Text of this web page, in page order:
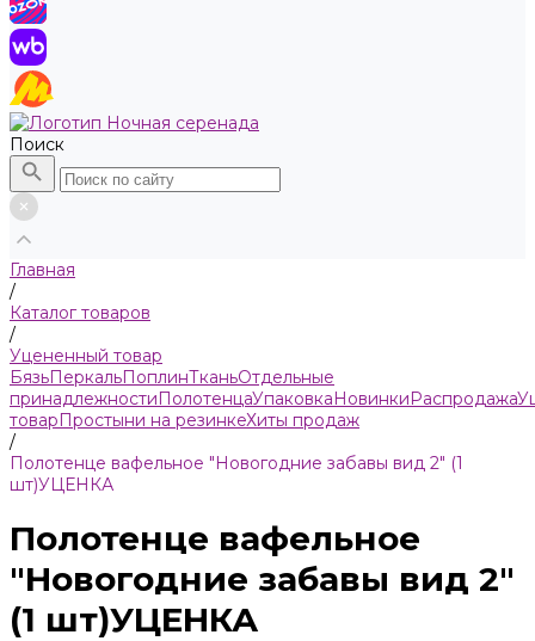
Поиск
Главная
/
Каталог товаров
/
Уцененный товар
БязьПeркaльПоплинТканьОтдельные
принадлежностиПолотенцаУпаковкаНовинкиРаспродажа
товарПростыни на резинкеХиты продаж
/
Полотенце вафельное "Новогодние забавы вид 2" (1
шт)УЦЕНКА
Полотенце вафельное
"Новогодние забавы вид 2"
(1 шт)УЦЕНКА